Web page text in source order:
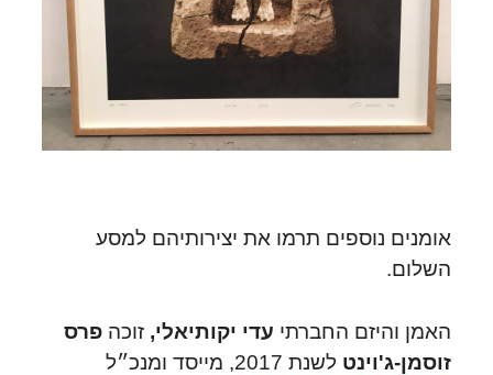
אומנים נוספים תרמו את יצירותיהם למסע
השלום.
האמן והיזם החברתי עדי יקותיאלי, זוכה פרס
זוסמן-ג'וינט לשנת 2017,
מייסד ומנכ״ל